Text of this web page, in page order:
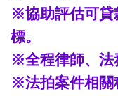
※協助評估可貸
標。
※全程律師、法
※法拍案件相關